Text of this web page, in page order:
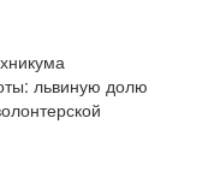
львиную долю